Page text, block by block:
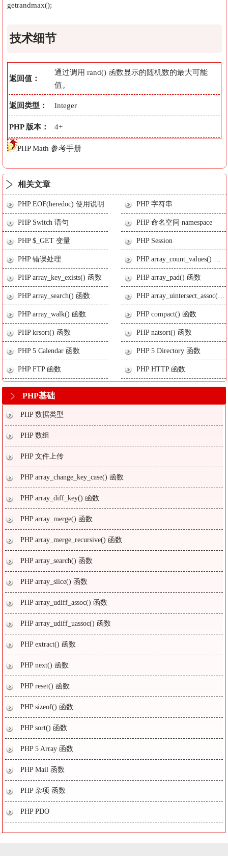
getrandmax();
技术细节
返回值：
通过调用 rand() 函数显示的随机数的最大可能
值。
返回类型： Integer
PHP 版本： 4+
PHP Math 参考手册
相关文章
PHP EOF(heredoc) 使用说明 PHP 字符串
PHP Switch 语句 PHP 命名空间 namespace
PHP $_GET 变量 PHP Session
PHP 错误处理 PHP array_count_values() 函数
PHP array_key_exists() 函数 PHP array_pad() 函数
PHP array_search() 函数 PHP array_uintersect_assoc() 函数
PHP array_walk() 函数 PHP compact() 函数
PHP krsort() 函数 PHP natsort() 函数
PHP 5 Calendar 函数 PHP 5 Directory 函数
PHP FTP 函数 PHP HTTP 函数
PHP基础
PHP 数据类型
PHP 数组
PHP 文件上传
PHP array_change_key_case() 函数
PHP array_diff_key() 函数
PHP array_merge() 函数
PHP array_merge_recursive() 函数
PHP array_search() 函数
PHP array_slice() 函数
PHP array_udiff_assoc() 函数
PHP array_udiff_uassoc() 函数
PHP extract() 函数
PHP next() 函数
PHP reset() 函数
PHP sizeof() 函数
PHP sort() 函数
PHP 5 Array 函数
PHP Mail 函数
PHP 杂项 函数
PHP PDO